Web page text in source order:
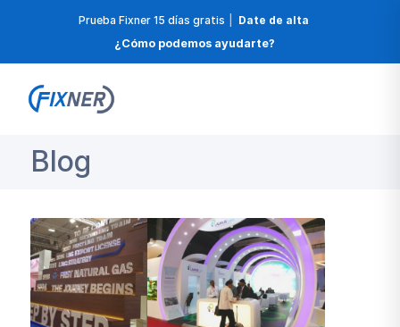
Prueba Fixner 15 días gratis
Date de alta
¿Cómo podemos ayudarte?
Blog